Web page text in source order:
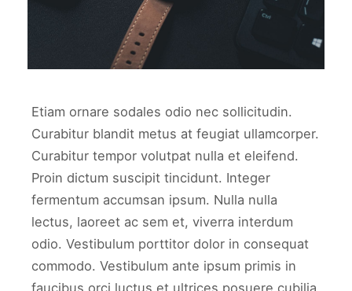
Etiam ornare sodales odio nec sollicitudin.
Curabitur blandit metus at feugiat ullamcorper.
Curabitur tempor volutpat nulla et eleifend.
Proin dictum suscipit tincidunt. Integer
fermentum accumsan ipsum. Nulla nulla
lectus, laoreet ac sem et, viverra interdum
odio. Vestibulum porttitor dolor in consequat
commodo. Vestibulum ante ipsum primis in
faucibus orci luctus et ultrices posuere cubilia